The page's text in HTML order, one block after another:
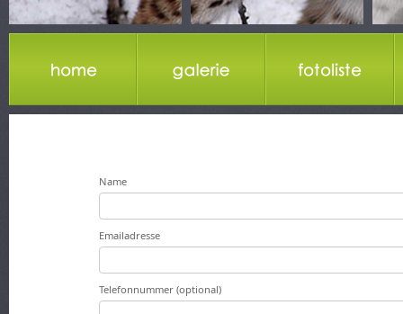
Name
Emailadresse
Telefonnummer (optional)